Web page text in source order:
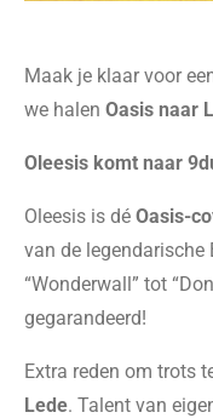
Maak je klaar voor
we halen Oasis naar
Oleesis komt naar
Oleesis is dé Oasis-
van de legendarische
“Wonderwall” tot
gegarandeerd!
Extra reden om trots
Lede. Talent van